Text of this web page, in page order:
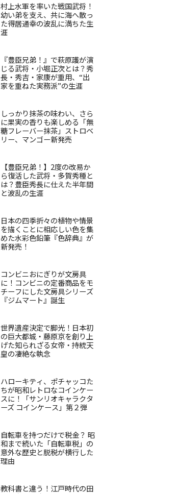
村上水軍を率いた戦国武将！
幼い弟を支え、共に海へ散っ
た得居通幸の波乱に満ちた生
涯
『豊臣兄弟！』で萩原護が演
じる武将・小堀正次とは？秀
長・秀吉・家康が重用、“出
家を重ねた実務派”の生涯
しっかり抹茶の味わい、さら
に果実の香りも楽しめる「無
糖フレーバー抹茶」ストロベ
リー、マンゴー新発売
【豊臣兄弟！】2度の改易か
ら復活した武将・多賀秀種と
は？豊臣秀長に仕えた半年間
と波乱の生涯
日本の四季折々の植物や情景
を描くことに相応しい色を集
めた水彩色鉛筆『色辞典』が
新発売！
コンビニおにぎりが文房具
に！コンビニの定番商品をモ
チーフにした文房具シリーズ
『ジムマート』誕生
世界遺産決定で脚光！日本初
の巨大都城・藤原京を創り上
げた知られざる女帝・持統天
皇の凄絶な執念
ハローキティ、ポチャッコた
ちが昭和レトロなコインケー
スに！「サンリオキャラクタ
ーズ コインケース」第２弾
自転車を持つだけで税金？ 昭
和まで続いた「自転車税」の
意外な歴史と脱税が横行した
理由
教科書と違う！江戸時代の田